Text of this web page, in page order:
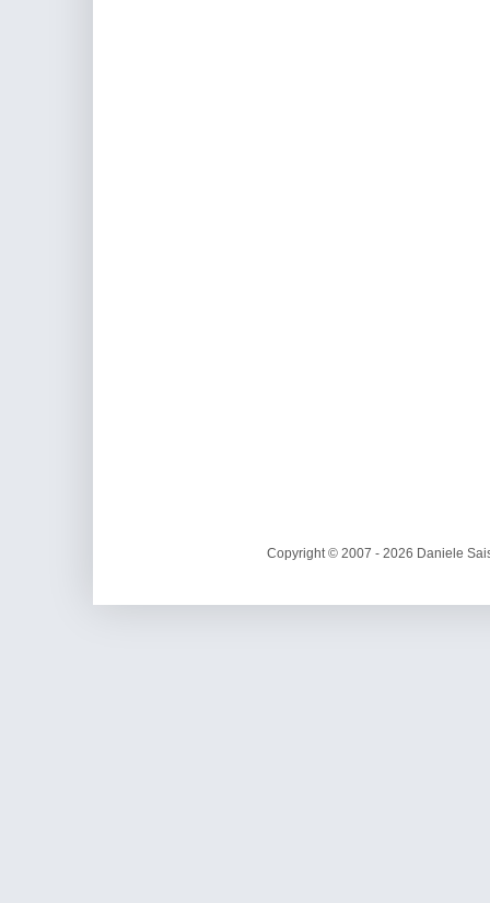
Copyright © 2007 - 2026 Daniele